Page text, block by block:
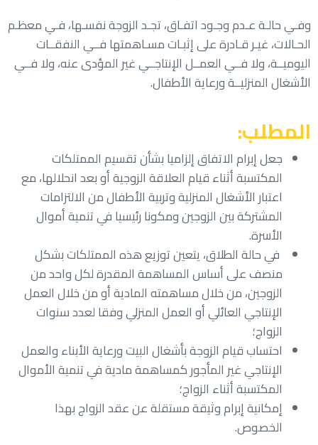
وفـي حالـة عـدم وجـود اتفـاق، تجـد الزوجة نفسـها، فـي معظـم
الحـالات، غيـر قـادرة على إثبـات مسـاهمتها فــي النفقــات
اليوميــة، ولا فــي العمــل الإنتاجــي غير المؤدى عنه، ولا فــي
الأشغال المنزليــة ورعاية الأطفال.
المطلب:
جعل إبرام الاتفاق إلزاميا بشأن تقسيم الممتلكات
المكتسبة أثناء قيام العلاقة الزوجية أو بعد انحلالها، مع
اعتبار الأشغال المنزلية وتربية الأطفال من الالتزامات
المشتركة بين الزوجين ومكونا رئيسيا في تنمية أموال
الأسرة.
في حالة الطلاق، يتعين توزيع هذه الممتلكات بشكل
منصف على أساس المساهمة المقدرة لكل واحد من
الزوجين، من خلال مساهمته المادية أو من خلال العمل
الإنتاجي العائلي أو العمل المنزلي وفقا لعدد سنوات
الزواج؛
احتساب قيام الزوجة بأشغال البيت ورعاية الأبناء والعمل
الإنتاجي غير المأجور كمساهمة مادية في تنمية الأموال
المكتسبة أثناء الزواج؛
إمكانية إبرام وثيقة مستقلة عن عقد الزواج بهذا
الخصوص.